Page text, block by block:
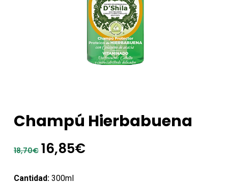
Champú Hierbabuena
18,70€ El
original
16,85€El
Cantidad:300ml